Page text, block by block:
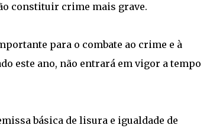
constituir crime mais grave.
para o combate ao crime e à
este ano, não entrará em vigor a tempo
básica de lisura e igualdade de